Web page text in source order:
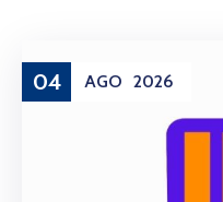
04 AGO 2026